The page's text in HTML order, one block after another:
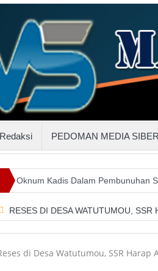
Redaksi PEDOMAN MEDIA SIBER
Kadis Dalam Pembunuhan Steven Indi
RESES DI DESA WATUTUMOU, SSR